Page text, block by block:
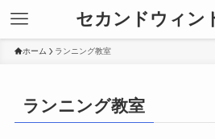
セカンドウィン
ホーム ランニング教室
ランニング教室